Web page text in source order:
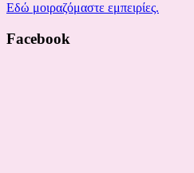
Εδώ μοιραζόμαστε εμπειρίες.
Facebook